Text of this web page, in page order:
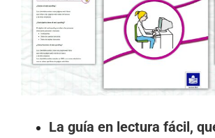
grande
La guía en lectura fácil,